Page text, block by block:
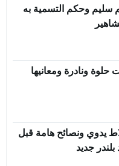
سليم وحكم التسمية به
حلوة ونادرة ومعانيها
يدوي ونصائح هامة قبل
جديد